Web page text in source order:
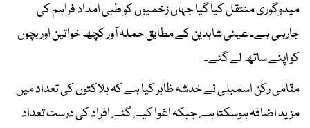
میدوگوری منتقل کیا گیا جہاں زخمیوں کو طبی امداد فراہم کی
جارہی ہے۔ عینی شاہدین کے مطابق حملہ آور کچھ خواتین اور بچوں
کو اپنے ساتھ لے گئے۔
مقامی رکن اسمبلی نے خدشہ ظاہر کیا ہے کہ ہلاکتوں کی تعداد میں
مزید اضافہ ہوسکتا ہے جبکہ اغوا کیے گئے افراد کی درست تعداد